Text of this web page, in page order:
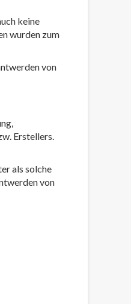
keine
wurden zum
von
Erstellers.
als solche
von